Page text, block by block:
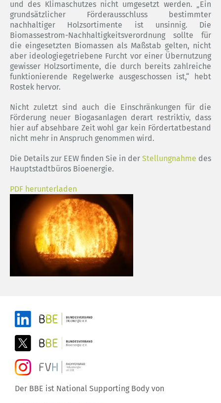
und des Klimaschutzes nicht umgesetzt werden. „Ein
grundsätzlicher Förderausschluss bestimmter
nachhaltiger Holzsortimente ist unsinnig. Die
Biomassestrom-Nachhaltigkeitsverordnung sollte für
die eingesetzten Biomassen als Maßstab gelten, nicht
aber ideologiegetriebene Furcht vor einer Übernutzung
gewisser Holzsortimente, die durch bereits zahlreiche
funktionierende Regelwerke ausgeschossen ist,“ hebt
Rostek hervor.
Nicht zuletzt sind auch die Einschränkungen für die
Förderung neuer Biogasanlagen derart restriktiv, dass
hier auf absehbare Zeit wohl gar kein Fördertatbestand
nicht mehr in Anspruch genommen wird.
Die Details zur EEW finden Sie in der Stellungnahme des
Hauptstadtbüros Bioenergie.
PDF herunterladen
Der BBE ist National Supporting Body von